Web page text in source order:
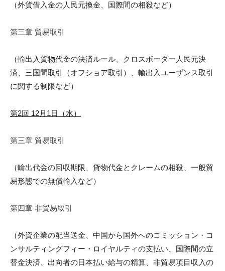
（外貨借入金の人民元換金、国際間の相殺など）
第三章 貿易取引
（輸出入貨物代金の決済ルール、クロスボーダー人民元決
済、三国 間取引（オフショア取引）、輸出入ユーザンス取引
に関する制限など）
第2回 12月1日（水）
第三章 貿易取引
（輸出代金の回収期限、貨物代金とクレームの相殺、一般貿
易形態での無償輸入など）
第四章 非貿易取引
（外資企業の配当送金、中国から国外へのコミッション・コ
ンサルティングフ ィー・ロイヤルティの支払い、国際間の立
替金決済、出向者の日本払い給与の精算、非貿易項目収入の